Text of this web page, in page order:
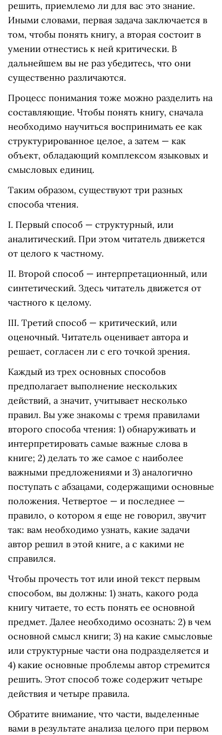
решить, приемлемо ли для вас это знание.
Иными словами, первая задача заключается в
том, чтобы понять книгу, а вторая состоит в
умении отнестись к ней критически. В
дальнейшем вы не раз убедитесь, что они
существенно различаются.
Процесс понимания тоже можно разделить на
составляющие. Чтобы понять книгу, сначала
необходимо научиться воспринимать ее как
структурированное целое, а затем — как
объект, обладающий комплексом языковых и
смысловых единиц.
Таким образом, существуют три разных
способа чтения.
I. Первый способ — структурный, или
аналитический. При этом читатель движется
от целого к частному.
II. Второй способ — интерпретационный, или
синтетический. Здесь читатель движется от
частного к целому.
III. Третий способ — критический, или
оценочный. Читатель оценивает автора и
решает, согласен ли с его точкой зрения.
Каждый из трех основных способов
предполагает выполнение нескольких
действий, а значит, учитывает несколько
правил. Вы уже знакомы с тремя правилами
второго способа чтения: 1) обнаруживать и
интерпретировать самые важные слова в
книге; 2) делать то же самое с наиболее
важными предложениями и 3) аналогично
поступать с абзацами, содержащими основные
положения. Четвертое — и последнее —
правило, о котором я еще не говорил, звучит
так: вам необходимо узнать, какие задачи
автор решил в этой книге, а с какими не
справился.
Чтобы прочесть тот или иной текст первым
способом, вы должны: 1) знать, какого рода
книгу читаете, то есть понять ее основной
предмет. Далее необходимо осознать: 2) в чем
основной смысл книги; 3) на какие смысловые
или структурные части она подразделяется и
4) какие основные проблемы автор стремится
решить. Этот способ тоже содержит четыре
действия и четыре правила.
Обратите внимание, что части, выделенные
вами в результате анализа целого при первом